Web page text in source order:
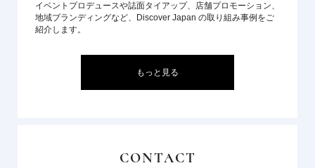
イベントプロデュースや誌面タイアップ、店舗プロモーション、
地域ブランディングなど、Discover Japan の取り組み事例をご
紹介します。
もっと見る
CONTACT